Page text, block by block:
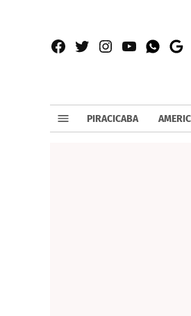
Facebook
TwitterInstagram
YouTube
PIRACICABA